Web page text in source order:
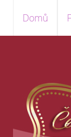
Domů